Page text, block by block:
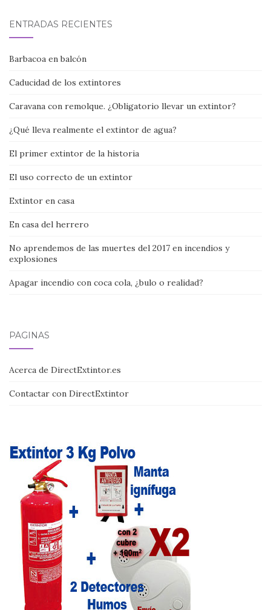
ENTRADAS RECIENTES
Barbacoa en balcón
Caducidad de los extintores
Caravana con remolque. ¿Obligatorio llevar un extintor?
¿Qué lleva realmente el extintor de agua?
El primer extintor de la historia
El uso correcto de un extintor
Extintor en casa
En casa del herrero
No aprendemos de las muertes del 2017 en incendios y
explosiones
Apagar incendio con coca cola, ¿bulo o realidad?
PÁGINAS
Acerca de DirectExtintor.es
Contactar con DirectExtintor